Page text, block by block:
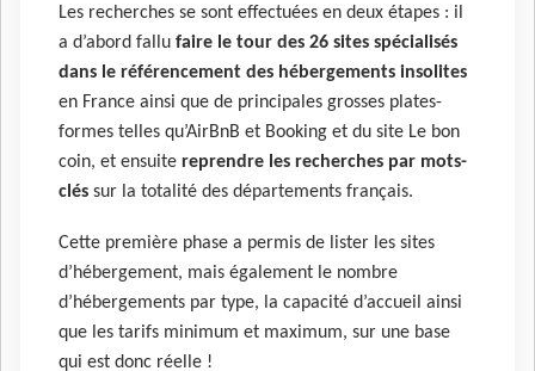
Les recherches se sont effectuées en deux étapes : il
a d’abord fallu faire le tour des 26 sites spécialisés
dans le référencement des hébergements insolites
en France ainsi que de principales grosses plates-
formes telles qu’AirBnB et Booking et du site Le bon
coin, et ensuite reprendre les recherches par mots-
clés sur la totalité des départements français.
Cette première phase a permis de lister les sites
d’hébergement, mais également le nombre
d’hébergements par type, la capacité d’accueil ainsi
que les tarifs minimum et maximum, sur une base
qui est donc réelle !